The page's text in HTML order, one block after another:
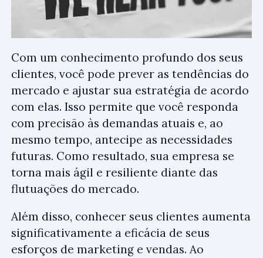
Com um conhecimento profundo dos seus
clientes, você pode prever as tendências do
mercado e ajustar sua estratégia de acordo
com elas. Isso permite que você responda
com precisão às demandas atuais e, ao
mesmo tempo, antecipe as necessidades
futuras. Como resultado, sua empresa se
torna mais ágil e resiliente diante das
flutuações do mercado.
Além disso, conhecer seus clientes aumenta
significativamente a eficácia de seus
esforços de marketing e vendas. Ao